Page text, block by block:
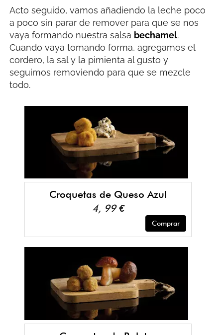
Acto seguido, vamos añadiendo la leche poco
a poco sin parar de remover para que se nos
vaya formando nuestra salsa bechamel.
Cuando vaya tomando forma, agregamos el
cordero, la sal y la pimienta al gusto y
seguimos removiendo para que se mezcle
todo.
Croquetas de Queso Azul
4, 99 €
Comprar